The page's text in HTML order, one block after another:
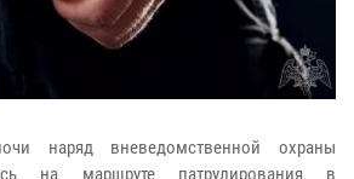
наряд вневедомственной охраны
на маршруте патрулирования в